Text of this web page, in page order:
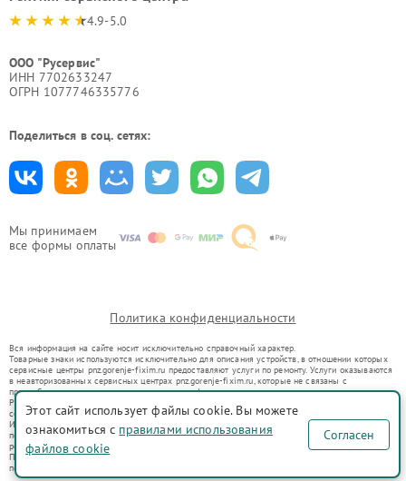
Мы принимаем
все формы оплаты
4.9-5.0
ООО "Русервис"
ИНН 7702633247
ОГРН 1077746335776
Поделиться в соц. сетях:
Политика конфиденциальности
Вся информация на сайте носит исключительно справочный характер.
Товарные знаки используются исключительно для описания устройств, в отношении которых
сервисные центры pnz.gorenje-fixim.ru предоставляют услуги по ремонту. Услуги оказываются
в неавторизованных сервисных центрах pnz.gorenje-fixim.ru, которые не связаны с
правообладателями товарных знаков или их официальными представителями.
Ремонт осуществляется для устройств, уже введенных в гражданский оборот в соответствии
со статьей 1487 ГК РФ.
Использование товарных знаков не преследует цели индивидуализации услуг или введения
потребителей в заблуждение, а служит для информирования о предоставляемых услугах по
ремонту техники указанных брендов.
Представленная на сайте информация не является публичной офертой, определяемой
положениями Статьи 437(2) Гражданского кодекса РФ
Этот сайт использует файлы cookie. Вы можете
ознакомиться с правилами использования
файлов cookie
Согласен